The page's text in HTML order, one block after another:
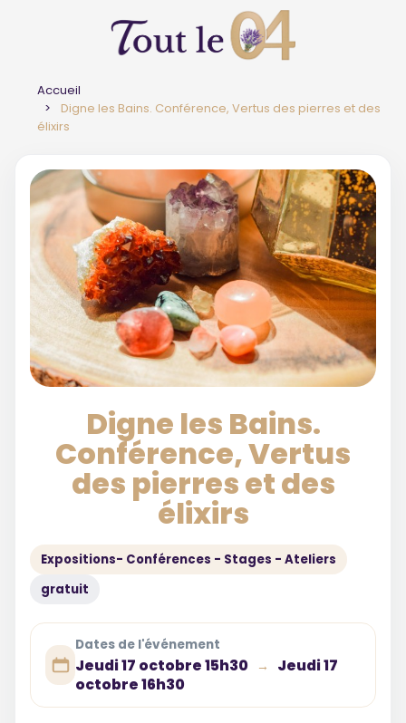
Accueil
Digne les Bains. Conférence, Vertus des pierres et des
élixirs
Digne les Bains.
Conférence, Vertus
des pierres et des
élixirs
Expositions- Conférences - Stages - Ateliers
gratuit
Dates de l'événement
Jeudi 17 octobre 15h30 →
Jeudi 17
octobre 16h30